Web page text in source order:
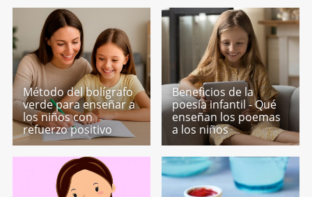
Método del bolígrafo
verde para enseñar a
los niños con
refuerzo positivo
Beneficios de la
poesía infantil - Qué
enseñan los poemas
a los niños